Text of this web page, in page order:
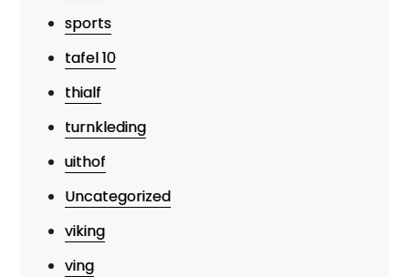
sports
tafel 10
thialf
turnkleding
uithof
Uncategorized
viking
ving